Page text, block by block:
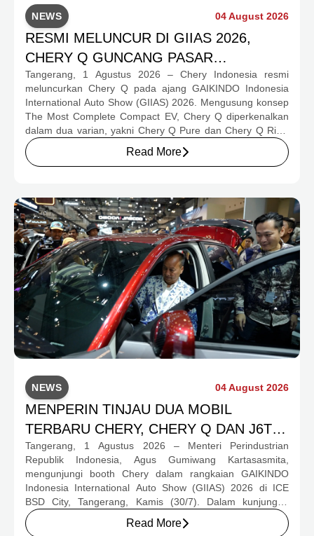
NEWS 04 August 2026
RESMI MELUNCUR DI GIIAS 2026,
CHERY Q GUNCANG PASAR
OTOMOTIF MELALUI HARGA SPESIAL
MULAI RP239,9 JUTA
Tangerang, 1 Agustus 2026 – Chery Indonesia resmi
meluncurkan Chery Q pada ajang GAIKINDO Indonesia
International Auto Show (GIIAS) 2026. Mengusung konsep
The Most Complete Compact EV, Chery Q diperkenalkan
dalam dua varian, yakni Chery Q Pure dan Chery Q Rizz,
untuk mengakomodasi kebutuhan mobilitas serta
preferensi konsumen yang berbeda.
Read More
NEWS 04 August 2026
MENPERIN TINJAU DUA MOBIL
TERBARU CHERY, CHERY Q DAN J6T
CSH YANG JADI SOROTAN DI GIIAS
2026
Tangerang, 1 Agustus 2026 – Menteri Perindustrian
Republik Indonesia, Agus Gumiwang Kartasasmita,
mengunjungi booth Chery dalam rangkaian GAIKINDO
Indonesia International Auto Show (GIIAS) 2026 di ICE
BSD City, Tangerang, Kamis (30/7). Dalam kunjungan
tersebut, Menteri Perindustrian meninjau dua produk
elektrifikasi terbaru Chery, yakni Chery Q, compact EV
Read More